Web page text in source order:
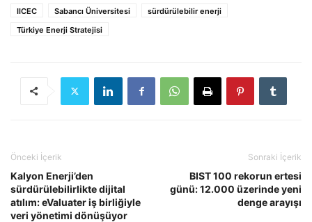
IICEC Sabancı Üniversitesi
sürdürülebilir enerji
Türkiye Enerji Stratejisi
Önceki İçerik
Kalyon Enerji’den
sürdürülebilirlikte dijital
atılım: eValuater iş birliğiyle
veri yönetimi dönüşüyor
Sonraki İçerik
BIST 100 rekorun ertesi
günü: 12.000 üzerinde yeni
denge arayışı